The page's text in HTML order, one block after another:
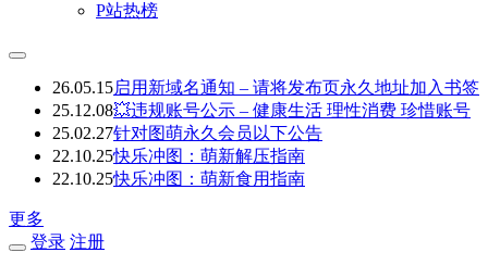
P站热榜
26.05.15启用新域名通知 – 请将发布页永久地址加入书签
25.12.08💥违规账号公示 – 健康生活 理性消费 珍惜账号
25.02.27针对图萌永久会员以下公告
22.10.25快乐冲图：萌新解压指南
22.10.25快乐冲图：萌新食用指南
更多
登录 注册